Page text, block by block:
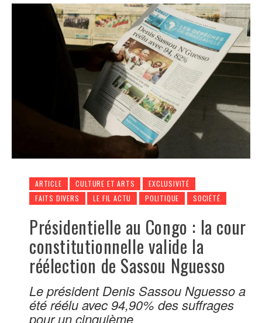
ARTICLE CULTURE ET ARTS
EXCLUSIVITÉ
FAITS DIVERS
LE FIL ACTU POLITIQUE SOCIÉTÉ
Présidentielle au Congo : la cour
constitutionnelle valide la
réélection de Sassou Nguesso
Le président Denis Sassou Nguesso a
été réélu avec 94,90% des suffrages
pour un cinquième